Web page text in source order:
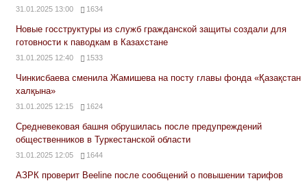
31.01.2025 13:00 1634
Новые госструктуры из служб гражданской защиты создали для
готовности к паводкам в Казахстане
31.01.2025 12:40 1533
Чинкисбаева сменила Жамишева на посту главы фонда «Қазақстан
халқына»
31.01.2025 12:15 1624
Средневековая башня обрушилась после предупреждений
общественников в Туркестанской области
31.01.2025 12:05 1644
АЗРК проверит Beeline после сообщений о повышении тарифов